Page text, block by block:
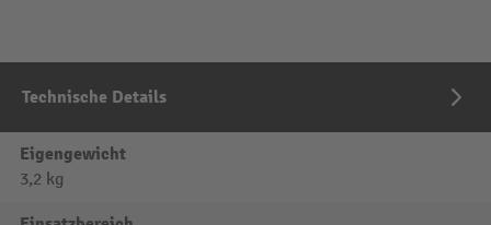
Technische Details
Eigengewicht
3,2 kg